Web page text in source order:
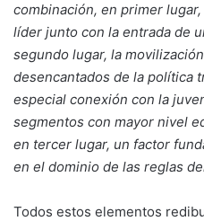
combinación, en primer
líder junto con la entrada de
segundo lugar, la
desencantados de la política
especial conexión con la
segmentos con mayor nivel
en tercer lugar, un factor
en el dominio de las reglas
Todos estos elementos